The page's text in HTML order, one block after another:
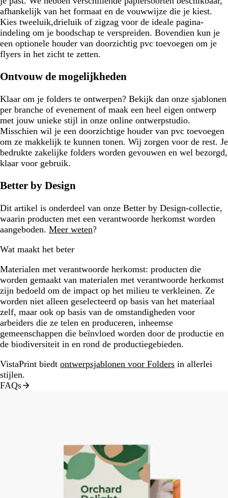
afhankelijk van het formaat en de vouwwijze die je kiest.
Kies tweeluik,drieluik of zigzag voor de ideale pagina-
indeling om je boodschap te verspreiden. Bovendien kun je
een optionele houder van doorzichtig pvc toevoegen om je
flyers in het zicht te zetten.
Ontvouw de mogelijkheden
Klaar om je folders te ontwerpen? Bekijk dan onze sjablonen
per branche of evenement of maak een heel eigen ontwerp
met jouw unieke stijl in onze online ontwerpstudio.
Misschien wil je een doorzichtige houder van pvc toevoegen
om ze makkelijk te kunnen tonen. Wij zorgen voor de rest. Je
bedrukte zakelijke folders worden gevouwen en wel bezorgd,
klaar voor gebruik.
Better by Design
Dit artikel is onderdeel van onze Better by Design-collectie,
waarin producten met een verantwoorde herkomst worden
aangeboden. Meer weten?
Wat maakt het beter
Materialen met verantwoorde herkomst: producten die
worden gemaakt van materialen met verantwoorde herkomst
zijn bedoeld om de impact op het milieu te verkleinen. Ze
worden niet alleen geselecteerd op basis van het materiaal
zelf, maar ook op basis van de omstandigheden voor
arbeiders die ze telen en produceren, inheemse
gemeenschappen die beïnvloed worden door de productie en
de biodiversiteit in en rond de productiegebieden.
VistaPrint biedt ontwerpsjablonen voor Folders in allerlei
stijlen.
FAQs